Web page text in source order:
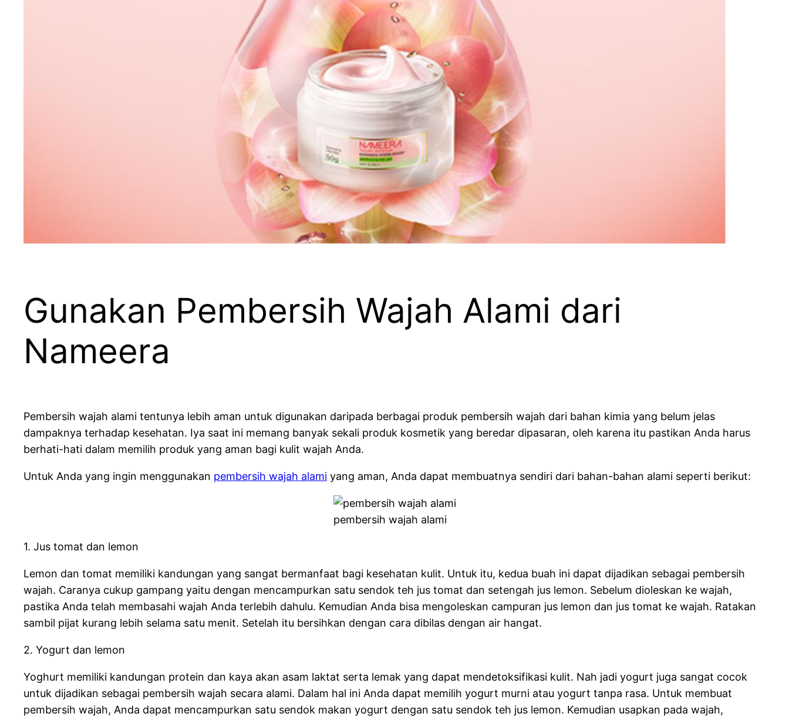
Gunakan Pembersih Wajah Alami dari
Nameera
Pembersih wajah alami tentunya lebih aman untuk digunakan daripada berbagai produk pembersih wajah dari bahan kimia yang belum jelas
dampaknya terhadap kesehatan. Iya saat ini memang banyak sekali produk kosmetik yang beredar dipasaran, oleh karena itu pastikan Anda harus
berhati-hati dalam memilih produk yang aman bagi kulit wajah Anda.
Untuk Anda yang ingin menggunakan pembersih wajah alami yang aman, Anda dapat membuatnya sendiri dari bahan-bahan alami seperti berikut:
pembersih wajah alami
1. Jus tomat dan lemon
Lemon dan tomat memiliki kandungan yang sangat bermanfaat bagi kesehatan kulit. Untuk itu, kedua buah ini dapat dijadikan sebagai pembersih
wajah. Caranya cukup gampang yaitu dengan mencampurkan satu sendok teh jus tomat dan setengah jus lemon. Sebelum dioleskan ke wajah,
pastika Anda telah membasahi wajah Anda terlebih dahulu. Kemudian Anda bisa mengoleskan campuran jus lemon dan jus tomat ke wajah. Ratakan
sambil pijat kurang lebih selama satu menit. Setelah itu bersihkan dengan cara dibilas dengan air hangat.
2. Yogurt dan lemon
Yoghurt memiliki kandungan protein dan kaya akan asam laktat serta lemak yang dapat mendetoksifikasi kulit. Nah jadi yogurt juga sangat cocok
untuk dijadikan sebagai pembersih wajah secara alami. Dalam hal ini Anda dapat memilih yogurt murni atau yogurt tanpa rasa. Untuk membuat
pembersih wajah, Anda dapat mencampurkan satu sendok makan yogurt dengan satu sendok teh jus lemon. Kemudian usapkan pada wajah,